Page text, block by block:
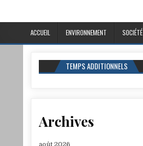
ACCUEIL ENVIRONNEMENT SOCIÉTÉ
TEMPS ADDITIONNELS
Archives
août 2026